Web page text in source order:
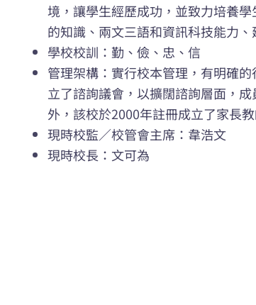
境，讓學生經歷成功，並致力培養
的知識、兩文三語和資訊科技能力
學校校訓：勤、儉、忠、信
管理架構：實行校本管理，有明確
立了諮詢議會，以擴闊諮詢層面，
外，該校於2000年註冊成立了家長教
現時校監／校管會主席：韋浩文
現時校長：文可為